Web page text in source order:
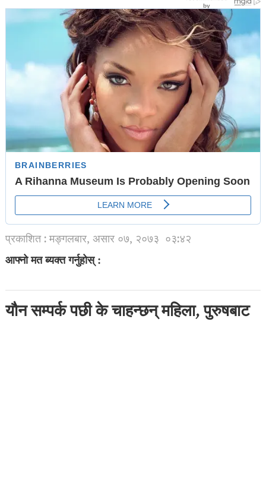
प्रकाशित : मङ्गलबार, असार ०७, २०७३ ०३:४२
आफ्नो मत ब्यक्त गर्नुहोस् :
यौन सम्पर्क पछी के चाहन्छन् महिला, पुरुषबाट